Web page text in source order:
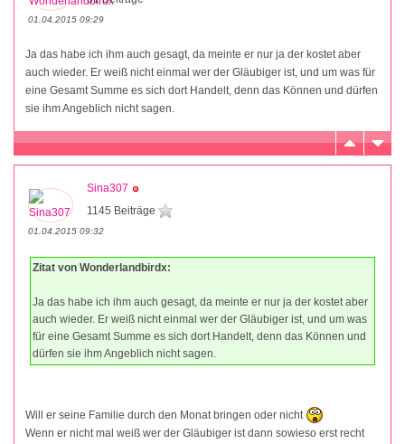
01.04.2015 09:29
Ja das habe ich ihm auch gesagt, da meinte er nur ja der kostet aber
auch wieder. Er weiß nicht einmal wer der Gläubiger ist, und um was für
eine Gesamt Summe es sich dort Handelt, denn das Können und dürfen
sie ihm Angeblich nicht sagen.
Sina307
1145 Beiträge
01.04.2015 09:32
Zitat von Wonderlandbirdx:
Ja das habe ich ihm auch gesagt, da meinte er nur ja der kostet aber
auch wieder. Er weiß nicht einmal wer der Gläubiger ist, und um was
für eine Gesamt Summe es sich dort Handelt, denn das Können und
dürfen sie ihm Angeblich nicht sagen.
Will er seine Familie durch den Monat bringen oder nicht
Wenn er nicht mal weiß wer der Gläubiger ist dann sowieso erst recht